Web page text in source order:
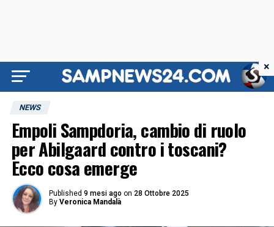
NEWS
Empoli Sampdoria, cambio di ruolo
per Abilgaard contro i toscani?
Ecco cosa emerge
Published 9 mesi ago on 28 Ottobre 2025
By Veronica Mandalà
×